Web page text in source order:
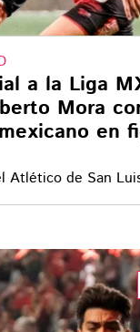
a la Liga
Mora
en
Atlético de San
de Xolos para
10 y
una